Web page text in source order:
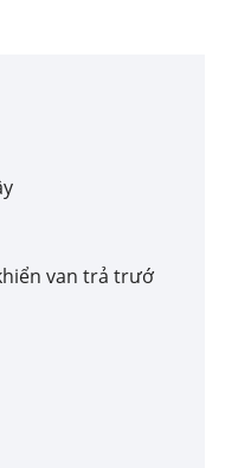
van trả trướ